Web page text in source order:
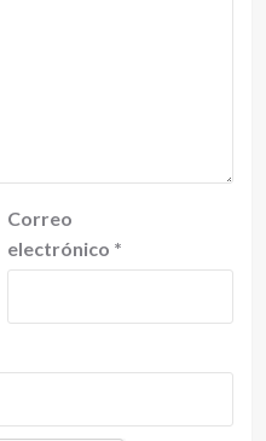
Correo
electrónico *